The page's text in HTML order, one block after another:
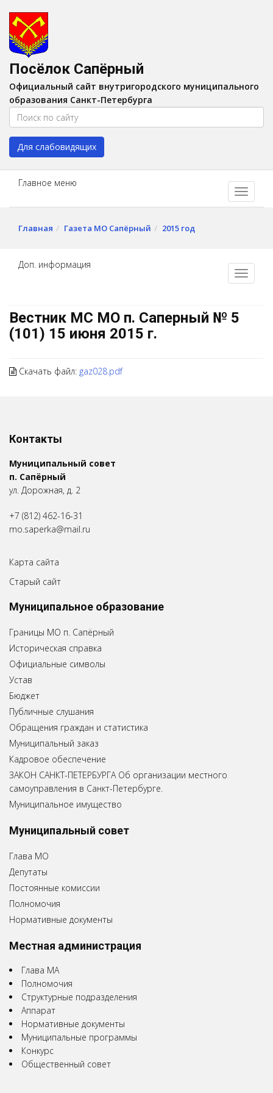
Изображения:
Цвет:A A
Посёлок Сапёрный
Официальный сайт внутригородского муниципального
образования Санкт-Петербурга
Для слабовидящих
Главное меню
Главная Газета МО Сапёрный 2015 год
Доп. информация
Вестник МС МО п. Саперный № 5
(101) 15 июня 2015 г.
Скачать файл: gaz028.pdf
Контакты
Муниципальный совет
п. Сапёрный
ул. Дорожная, д. 2
+7 (812) 462-16-31
mo.saperka@mail.ru
Карта сайта
Старый сайт
Муниципальное образование
Границы МО п. Сапёрный
Историческая справка
Официальные символы
Устав
Бюджет
Публичные слушания
Обращения граждан и статистика
Муниципальный заказ
Кадровое обеспечение
ЗАКОН САНКТ-ПЕТЕРБУРГА Об организации местного
самоуправления в Санкт-Петербурге.
Муниципальное имущество
Муниципальный совет
Глава МО
Депутаты
Постоянные комиссии
Полномочия
Нормативные документы
Местная администрация
Глава МА
Полномочия
Структурные подразделения
Аппарат
Нормативные документы
Муниципальные программы
Конкурс
Общественный совет